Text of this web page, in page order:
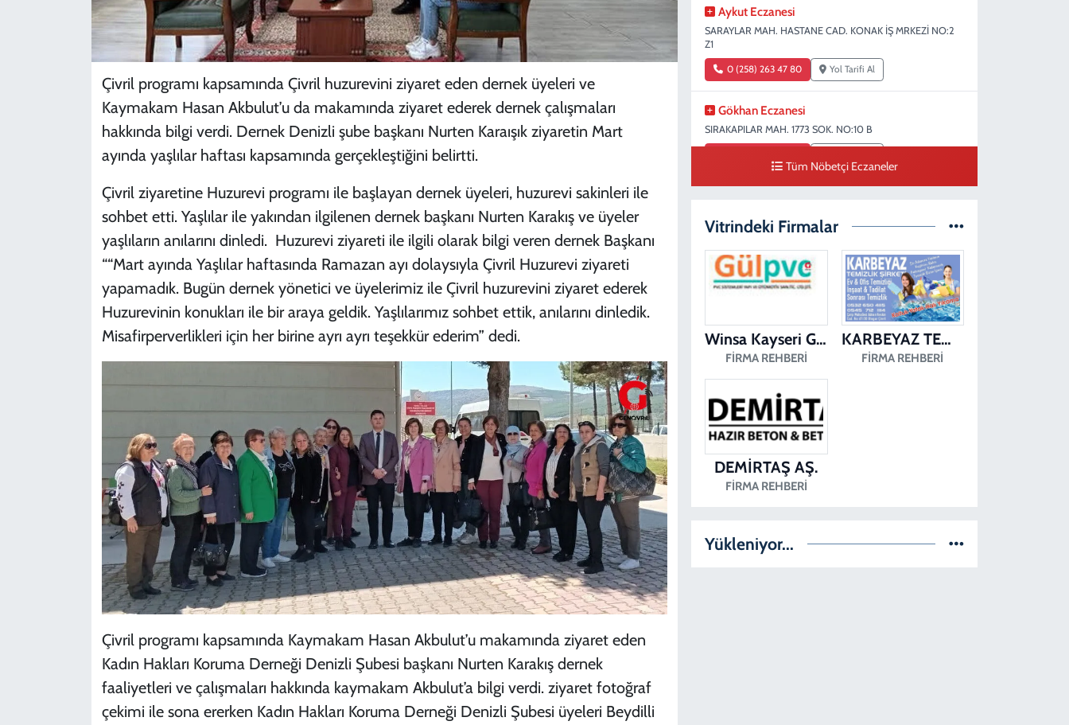
Çivril programı kapsamında Çivril huzurevini ziyaret eden dernek üyeleri ve
Kaymakam Hasan Akbulut’u da makamında ziyaret ederek dernek çalışmaları
hakkında bilgi verdi. Dernek Denizli şube başkanı Nurten Karaışık ziyaretin Mart
ayında yaşlılar haftası kapsamında gerçekleştiğini belirtti.
Çivril ziyaretine Huzurevi programı ile başlayan dernek üyeleri, huzurevi sakinleri ile
sohbet etti. Yaşlılar ile yakından ilgilenen dernek başkanı Nurten Karakış ve üyeler
yaşlıların anılarını dinledi. Huzurevi ziyareti ile ilgili olarak bilgi veren dernek Başkanı
““Mart ayında Yaşlılar haftasında Ramazan ayı dolaysıyla Çivril Huzurevi ziyareti
yapamadık. Bugün dernek yönetici ve üyelerimiz ile Çivril huzurevini ziyaret ederek
Huzurevinin konukları ile bir araya geldik. Yaşlılarımız sohbet ettik, anılarını dinledik.
Misafirperverlikleri için her birine ayrı ayrı teşekkür ederim” dedi.
Çivril programı kapsamında Kaymakam Hasan Akbulut’u makamında ziyaret eden
Kadın Hakları Koruma Derneği Denizli Şubesi başkanı Nurten Karakış dernek
faaliyetleri ve çalışmaları hakkında kaymakam Akbulut’a bilgi verdi. ziyaret fotoğraf
çekimi ile sona ererken Kadın Hakları Koruma Derneği Denizli Şubesi üyeleri Beydilli
Aykut Eczanesi
SARAYLAR MAH. HASTANE CAD. KONAK İŞ MRKEZİ NO:2
Z1
0 (258) 263 47 80 Yol Tarifi Al
Gökhan Eczanesi
SIRAKAPILAR MAH. 1773 SOK. NO:10 B
Erman Eczanesi
KARAHASANLI MAH. 2040 SOK. NO:11 B
0 (258) 361 43 49 Yol Tarifi Al
Tüm Nöbetçi Eczaneler
Vitrindeki Firmalar
Winsa Kayseri Gül Pvc Pencere Kayseri Winsa
FIRMA REHBERI
KARBEYAZ TEMİZLİK
FIRMA REHBERI
DEMİRTAŞ AŞ.
FIRMA REHBERI
Yükleniyor...